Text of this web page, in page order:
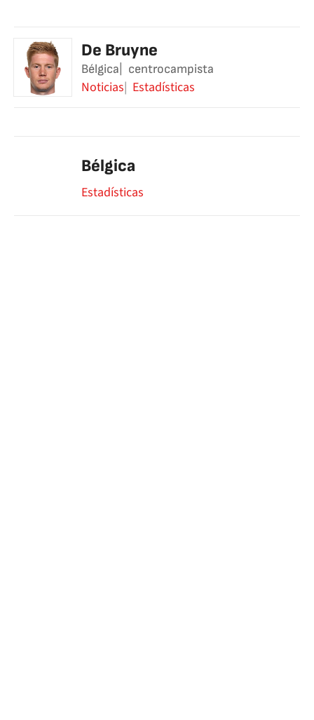
De Bruyne
Bélgica centrocampista
Noticias Estadísticas
Bélgica
Estadísticas